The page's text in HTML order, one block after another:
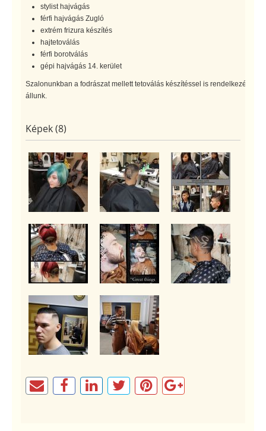
stylist hajvágás
férfi hajvágás Zugló
extrém frizura készítés
hajtetoválás
férfi borotválás
gépi hajvágás 14. kerület
Szalonunkban a fodrászat mellett tetoválás készítéssel is rendelkezésre
állunk.
Képek (8)